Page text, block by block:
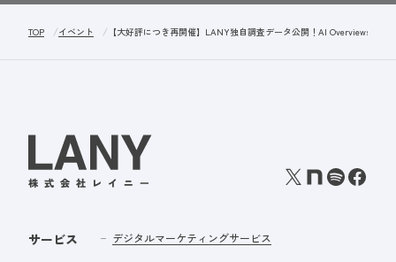
TOP イベント 【大好評につき再開催】LANY独自調査データ公開！AI Overviewsで “
サービス デジタルマーケティングサービス